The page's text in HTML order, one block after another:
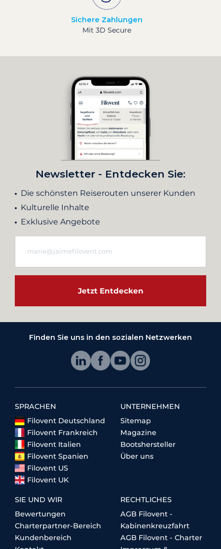
Sichere Zahlungen
Mit 3D Secure
Newsletter - Entdecken Sie:
Die schönsten Reiserouten unserer Kunden
Kulturelle Inhalte
Exklusive Angebote
Jetzt Entdecken
Finden Sie uns in den sozialen Netzwerken
SPRACHEN
Filovent Deutschland
Filovent Frankreich
Filovent Italien
Filovent Spanien
Filovent US
Filovent UK
UNTERNEHMEN
Sitemap
Magazine
Bootshersteller
Über uns
SIE UND WIR
Bewertungen
Charterpartner-Bereich
Kundenbereich
RECHTLICHES
AGB Filovent -
Kabinenkreuzfahrt
AGB Filovent - Charter